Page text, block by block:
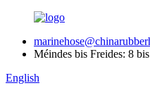
Méindes bis Freides: 8
English